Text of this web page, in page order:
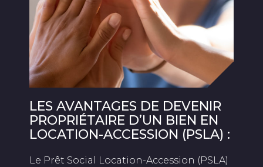
LES AVANTAGES DE DEVENIR
PROPRIÉTAIRE D’UN BIEN EN
LOCATION-ACCESSION (PSLA) :
Le Prêt Social Location-Accession (PSLA)